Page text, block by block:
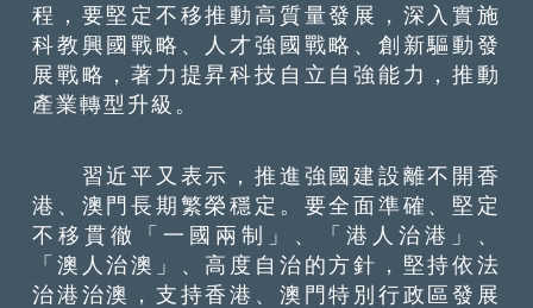
程，要堅定不移推動高質量發展，深入實施
科教興國戰略、人才強國戰略、創新驅動發
展戰略，著力提昇科技自立自強能力，推動
產業轉型升級。
習近平又表示，推進強國建設離不開香
港、澳門長期繁榮穩定。要全面準確、堅定
不移貫徹「一國兩制」、「港人治港」、
「澳人治澳」、高度自治的方針，堅持依法
治港治澳，支持香港、澳門特別行政區發展